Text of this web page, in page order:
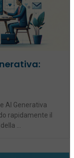
AI Generativa
rapidamente il
…